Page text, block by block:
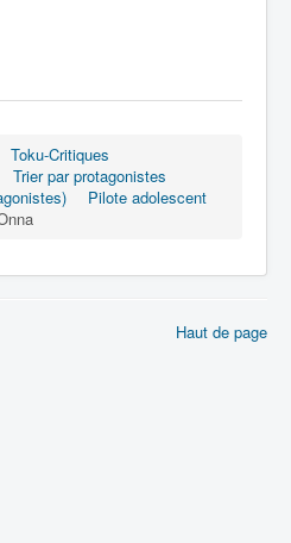
Toku-Critiques
Trier par protagonistes
Pilote adolescent
Haut de page